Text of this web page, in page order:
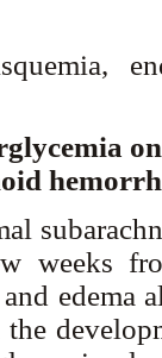
weeks
and